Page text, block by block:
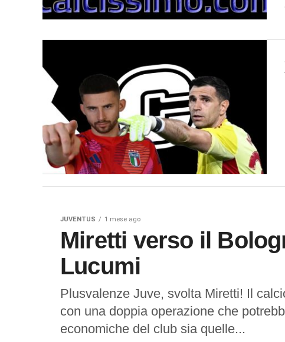
JUVENTUS 1 mese ago
Miretti verso il
Lucumi
Plusvalenze Juve, svolta Miretti! Il
con una doppia operazione che
economiche del club sia quelle...